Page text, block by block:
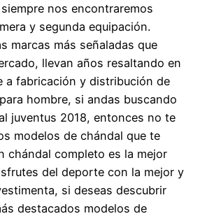
nos encontraremos
y segunda equipación.
marcas más señaladas que
llevan años resaltando en
a fabricación y distribución de
hombre, si andas buscando
juventus 2018, entonces no te
modelos de chándal que te
chándal completo es la mejor
del deporte con la mejor y
si deseas descubrir
destacados modelos de